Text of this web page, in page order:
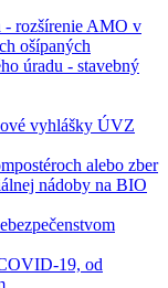
- rozšírenie AMO v
ošípaných
úradu - stavebný
vyhlášky ÚVZ
alebo zber
nádoby na BIO
19, od